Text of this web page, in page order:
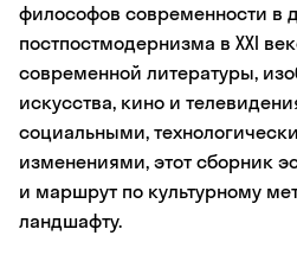
философов современности в
постпостмодернизма в XXI
современной литературы,
искусства, кино и
социальными,
изменениями, этот сборник
и маршрут по культурному
ландшафту.